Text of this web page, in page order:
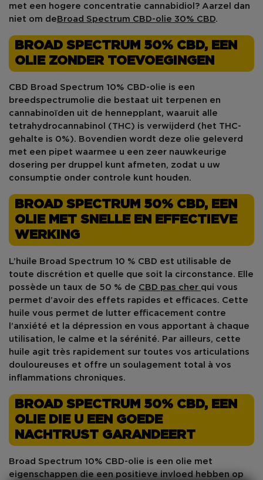
met een hogere concentratie cannabidiol? Aarzel dan
niet om de Broad Spectrum CBD-olie 30% CBD
BROAD SPECTRUM 50% CBD, EEN
OLIE ZONDER TOEVOEGINGEN
CBD Broad Spectrum 10% CBD-olie is een
breedspectrumolie die bestaat uit terpenen en
cannabinoïden uit de hennepplant, waaruit alle
tetrahydrocannabinol (THC) is verwijderd (het THC-
gehalte is 0%). Bovendien wordt deze olie geleverd
met een pipet waarmee u een zeer nauwkeurige
dosering per druppel kunt afmeten, zodat u uw
consumptie onder controle kunt houden.
BROAD SPECTRUM 50% CBD, EEN
OLIE MET SNELLE EN EFFECTIEVE
WERKING
L’huile Broad Spectrum 10 % CBD est utilisable de
toute discrétion et quelle que soit la circonstance. Elle
possède un taux de 50 % de CBD pas cher qui vous
permet d’avoir des effets rapides et efficaces. Cette
huile vous permet de lutter efficacement contre
l’anxiété et la dépression en vous apportant à chaque
utilisation, le calme et la sérénité . Par ailleurs, cette
huile agit très rapidement sur toutes vos articulations
douloureuses et offre un soulagement total à vos
inflammations chroniques
BROAD SPECTRUM 50% CBD, EEN
OLIE DIE U EEN GOEDE
NACHTRUST GARANDEERT
Broad Spectrum 10% CBD-olie is een olie met
eigenschappen die een positieve invloed hebben op